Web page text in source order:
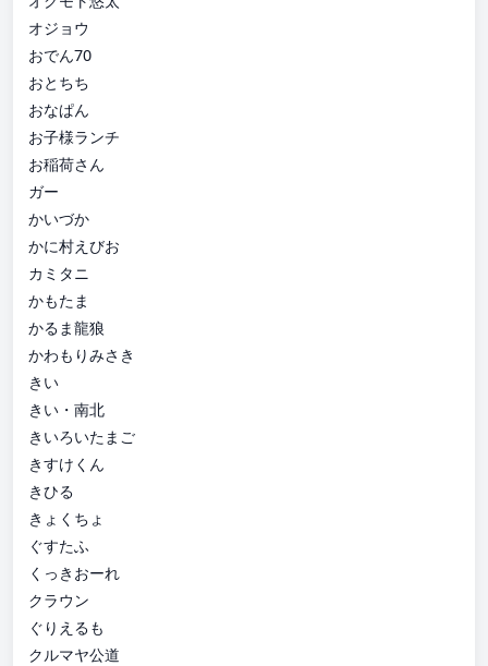
オジョウ
おでん70
おとちち
おなぱん
お子様ランチ
お稲荷さん
ガー
かいづか
かに村えびお
カミタニ
かもたま
かるま龍狼
かわもりみさき
きい
きい・南北
きいろいたまご
きすけくん
きひる
きょくちょ
ぐすたふ
くっきおーれ
クラウン
ぐりえるも
クルマヤ公道